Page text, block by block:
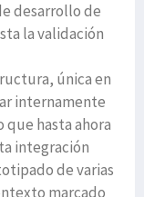
desarrollo de
la validación
única en
internamente
que hasta ahora
integración
de varias
marcado